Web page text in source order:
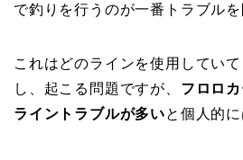
で釣りを行うのが一番トラブルを
これはどのラインを使用してい
し、起こる問題ですが、 フロロ
ライントラブルが多いと個人的に